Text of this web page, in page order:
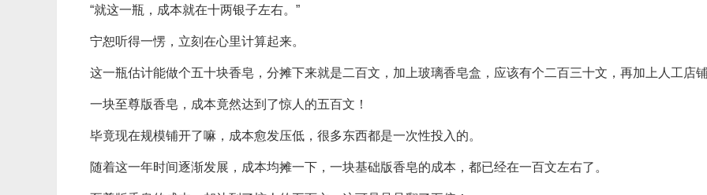
“就这一瓶，成本就在十两银子左右。”
宁恕听得一愣，立刻在心里计算起来。
这一瓶估计能做个五十块香皂，分摊下来就是二百文，加上玻璃香皂盒，应该有个二百三十文，再加上人工店
一块至尊版香皂，成本竟然达到了惊人的五百文！
毕竟现在规模铺开了嘛，成本愈发压低，很多东西都是一次性投入的。
随着这一年时间逐渐发展，成本均摊一下，一块基础版香皂的成本，都已经在一百文左右了。